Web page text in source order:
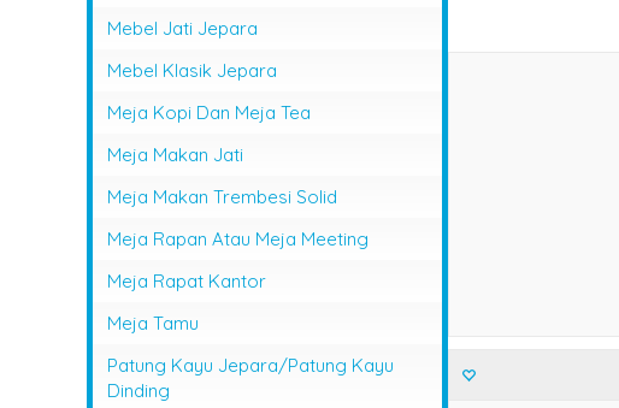
Mebel Jati Jepara
Mebel Klasik Jepara
Meja Kopi Dan Meja Tea
Meja Makan Jati
Meja Makan Trembesi Solid
Meja Rapan Atau Meja Meeting
Meja Rapat Kantor
Meja Tamu
Patung Kayu Jepara/Patung Kayu
Dinding